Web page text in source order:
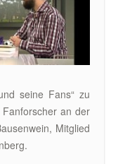
seine Fans“ zu
an der
Mitglied